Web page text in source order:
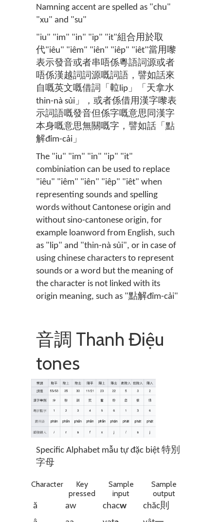
Namning accent are spelled as "chu"
"xu" and "su"
"iu" "im" "in" "ip" "it"組合用於取
代"iêu" "iêm" "iên" "iêp" "iêt"當用嚟
表示發音或者串唔係粵語詞源或者
唔係漢越詞詞源嘅詞語，譬如話來
自嘅英文嘅借詞「𨋢lip」「天拿水
thin-nà sủi」，或者係借用漢字嚟表
示詞語嘅發音但係字嘅意思同漢字
本身嘅意思無關嘅字，譬如話「點
解đỉm-cải」
The "iu" "im" "in" "ip" "it"
combiniation can be used to replace
"iêu" "iêm" "iên" "iêp" "iêt" when
representing sounds and spelling
words without Cantonese origin and
without sino-cantonese origin, for
example loanword from English, such
as "lip" and "thin-nà sủi", or in case of
using chinese characters to represent
sounds or a word but the meaning of
the character is not linked with its
origin meaning, such as "點解đỉm-cải"
音調 Thanh Điệu
tones
Specific Alphabet mẫu tự đặc biệt 特別
字母
Character
Key
pressed
Sample
input
Sample
output
ă
aw chacw
chăc則